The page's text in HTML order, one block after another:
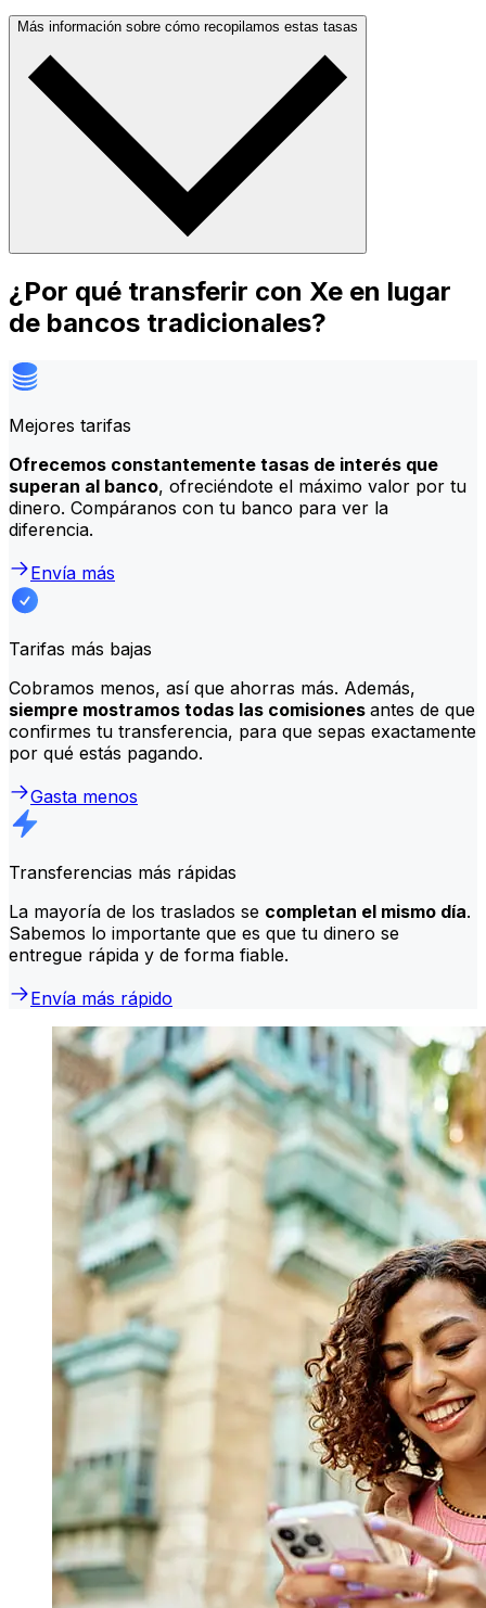
Más información sobre cómo recopilamos estas tasas
¿Por qué transferir con Xe en lugar
de bancos tradicionales?
Mejores tarifas
Ofrecemos constantemente tasas de interés que
superan al banco, ofreciéndote el máximo valor por tu
dinero. Compáranos con tu banco para ver la
diferencia.
Envía más
Tarifas más bajas
Cobramos menos, así que ahorras más. Además,
siempre mostramos todas las comisiones antes de que
confirmes tu transferencia, para que sepas exactamente
por qué estás pagando.
Gasta menos
Transferencias más rápidas
La mayoría de los traslados se completan el mismo día.
Sabemos lo importante que es que tu dinero se
entregue rápida y de forma fiable.
Envía más rápido